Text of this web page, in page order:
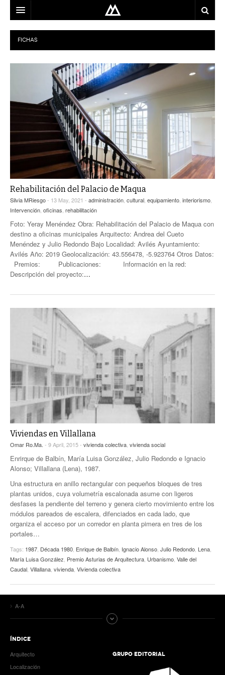
ARQUITECTO
LOCALIZACIÓN
EQUIPO
BLOG
CONTACTO
FICHAS
Rehabilitación del Palacio de Maqua
Silvia MRiesgo- 13 May, 2021 - administración cultural equipamiento interiorismo
Intervención oficinas rehabilitación
Foto: Yeray Menéndez Obra: Rehabilitación del Palacio de Maqua con
destino a oficinas municipales Arquitecto: Andrea del Cueto
Menéndez y Julio Redondo Bajo Localidad: Avilés Ayuntamiento:
Avilés Año: 2019 Geolocalización: 43.556478, -5.923764 Otros Datos:
Premios: Publicaciones: Información en la red:
Descripción del proyecto:…
Viviendas en Villallana
Omar Ro.Ma. - 9 April, 2015 - vivienda colectiva vivienda social
Enrirque de Balbín, María Luisa González, Julio Redondo e Ignacio
Alonso; Villallana (Lena), 1987.
Una estructura en anillo rectangular con pequeños bloques de tres
plantas unidos, cuya volumetría escalonada asume con ligeros
desfases la pendiente del terreno y genera cierto movimiento entre los
módulos pareados de escalera, difenciados en cada lado, que
organiza el acceso por un corredor en planta pimera en tres de los
portales…
Tags: 1987 Década 1980 Enrique de Balbín Ignacio Alonso Julio Redondo Lena
María Luisa González Premio Asturias de Arquitectura Urbanismo Valle del
Caudal Villallana vivienda Vivienda colectiva
A-A
ÍNDICE
Arquitecto
Localización
GRUPO EDITORIAL